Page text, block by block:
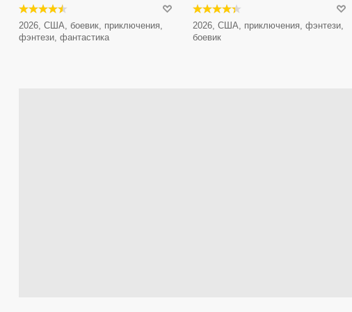
2026, США, боевик, приключения,
фэнтези, фантастика
2026, США, приключения, фэнтези,
боевик